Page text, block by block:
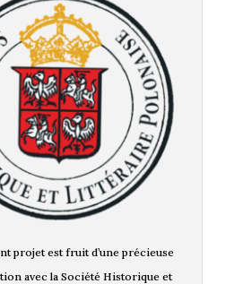
projet est fruit d’une précieuse
avec la Société Historique et